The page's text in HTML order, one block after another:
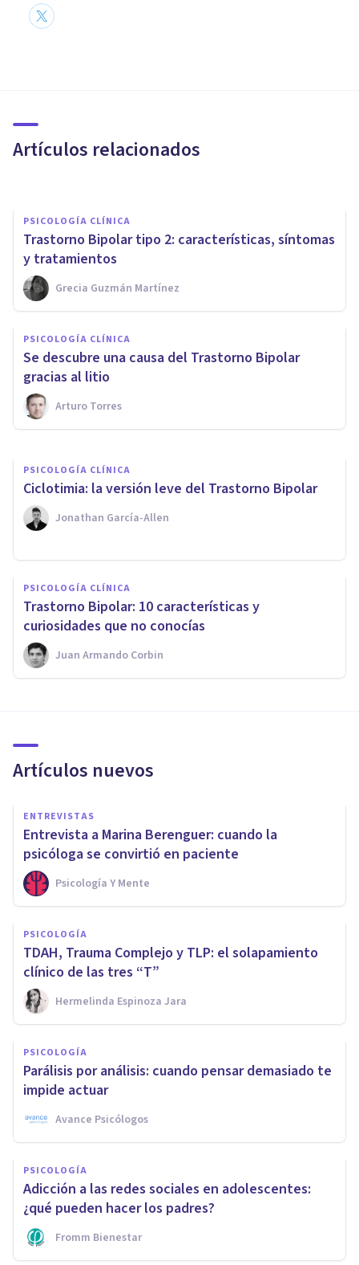
Artículos relacionados
causas y síntomas frecuentes
PSICOLOGÍA CLÍNICA
Trastorno Bipolar tipo 2: características, síntomas
y tratamientos
Grecia Guzmán Martínez
PSICOLOGÍA CLÍNICA
Se descubre una causa del Trastorno Bipolar
gracias al litio
Arturo Torres
PSICOLOGÍA CLÍNICA
Fase maníaca del trastorno
bipolar: qué es, y sus 7
características
Joaquín Mateu-Mollá
PSICOLOGÍA CLÍNICA
​Ciclotimia: la versión leve del Trastorno Bipolar
Jonathan García-Allen
PSICOLOGÍA CLÍNICA
Trastorno Bipolar: 10 características y
curiosidades que no conocías
Juan Armando Corbin
Artículos nuevos
ENTREVISTAS
Entrevista a Marina Berenguer: cuando la
psicóloga se convirtió en paciente
Psicología Y Mente
PSICOLOGÍA
TDAH, Trauma Complejo y TLP: el solapamiento
clínico de las tres “T”
Hermelinda Espinoza Jara
PSICOLOGÍA
Parálisis por análisis: cuando pensar demasiado te
impide actuar
Avance Psicólogos
PSICOLOGÍA
Adicción a las redes sociales en adolescentes:
¿qué pueden hacer los padres?
Fromm Bienestar